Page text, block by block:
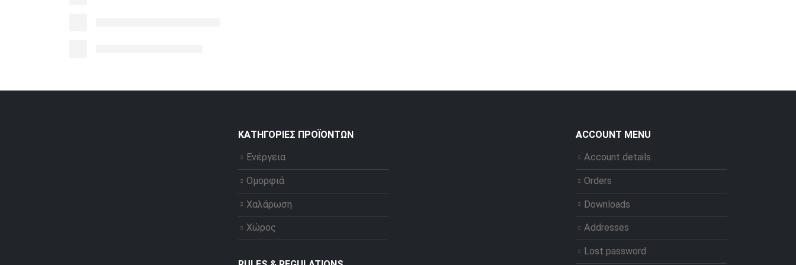
ΚΑΤΗΓΟΡΊΕΣ ΠΡΟΪΌΝΤΩΝ
Ενέργεια
Ομορφιά
Χαλάρωση
Χώρος
ACCOUNT MENU
Account details
Orders
Downloads
Addresses
Lost password